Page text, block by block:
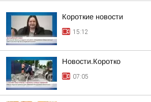
Короткие новости
15:12
Новости.Коротко
07:05